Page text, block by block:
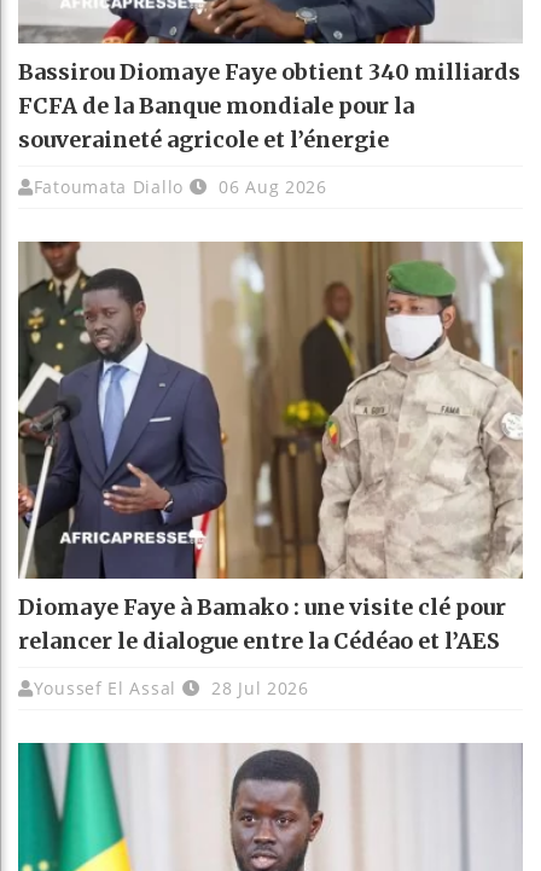
Bassirou Diomaye Faye obtient 340 milliards
FCFA de la Banque mondiale pour la
souveraineté agricole et l’énergie
Fatoumata Diallo 06 Aug 2026
Diomaye Faye à Bamako : une visite clé pour
relancer le dialogue entre la Cédéao et l’AES
Youssef El Assal 28 Jul 2026